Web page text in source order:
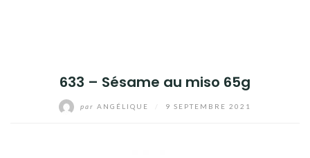
633 – Sésame au miso 65g
par ANGÉLIQUE 9 SEPTEMBRE 2021